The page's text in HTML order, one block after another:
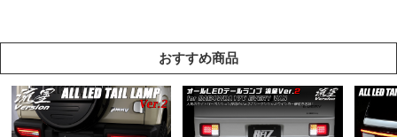
おすすめ商品